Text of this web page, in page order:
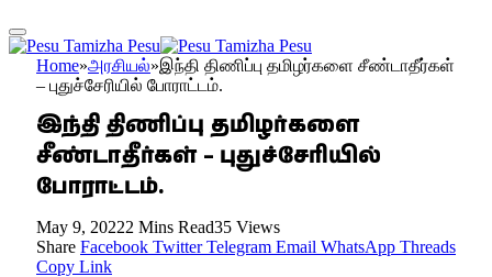
Home»அரசியல்»இந்தி திணிப்பு தமிழர்களை சீண்டாதீர்கள்
– புதுச்சேரியில் போராட்டம்.
இந்தி திணிப்பு தமிழர்களை
சீண்டாதீர்கள் – புதுச்சேரியில்
போராட்டம்.
May 9, 20222 Mins Read35 Views
Share Facebook Twitter Telegram Email WhatsApp Threads
Copy Link